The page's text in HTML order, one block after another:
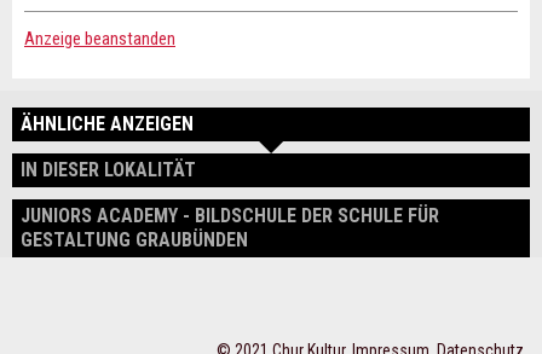
Zur Qualitätssicherung wird eine Kopie der E-Mail an guidle
übermittelt.
NACHRICHT SENDEN
Schliessen
Anzeige beanstanden
ÄHNLICHE ANZEIGEN
IN DIESER LOKALITÄT
JUNIORS ACADEMY - BILDSCHULE DER SCHULE FÜR
GESTALTUNG GRAUBÜNDEN
© 2021 Chur Kultur, Impressum Datenschutz